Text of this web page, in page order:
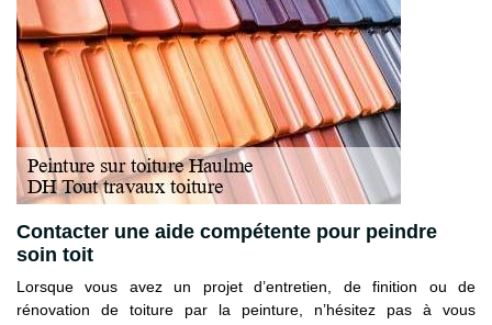
Contacter une aide compétente pour peindre
soin toit
Lorsque vous avez un projet d’entretien, de finition ou de
rénovation de toiture par la peinture, n’hésitez pas à vous